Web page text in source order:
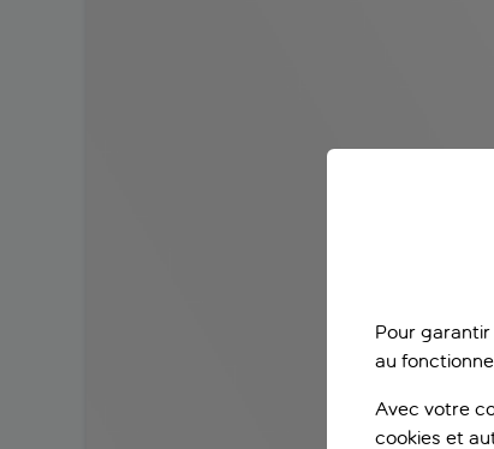
Pour
au
Avec votre
cookies et